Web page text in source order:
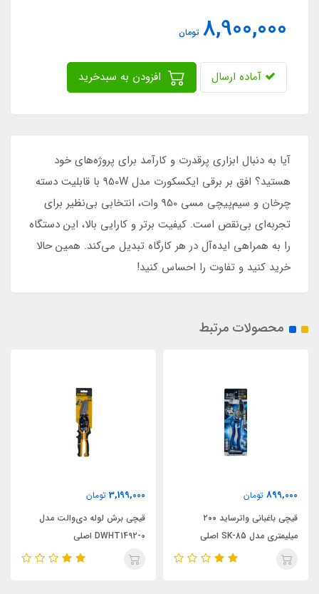
8,900,000 تومان
آماده ارسال
آیا به دنبال ابزاری پرقدرت و کارآمد برای پروژه‌های خود
هستید؟ افق بر برقی ایکسکورت مدل 950W با قابلیت دسته
چرخان و سیم‌پیچی مسی 950 وات، انتخابی بی‌نظیر برای
تجربه‌ای بی‌نقص است. کیفیت برتر و کارایی بالا، این دستگاه
را به همراهی ایده‌آل در هر کارگاه تبدیل می‌کند. همین حالا
خرید کنید و تفاوت را احساس کنید!
محصولات مرتبط
899,000 تومان
قیچی باغبانی واترساید ۲۰۰
میلیمتری مدل SK-85 اصلی
3,199,000 تومان
قیچی برش لوله دی‌والت مدل
DWHT1492-0 اصلی